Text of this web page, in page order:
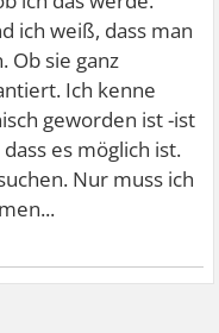
ich weiß, dass man
Ob sie ganz
Ich kenne
geworden ist -ist
es möglich ist.
Nur muss ich